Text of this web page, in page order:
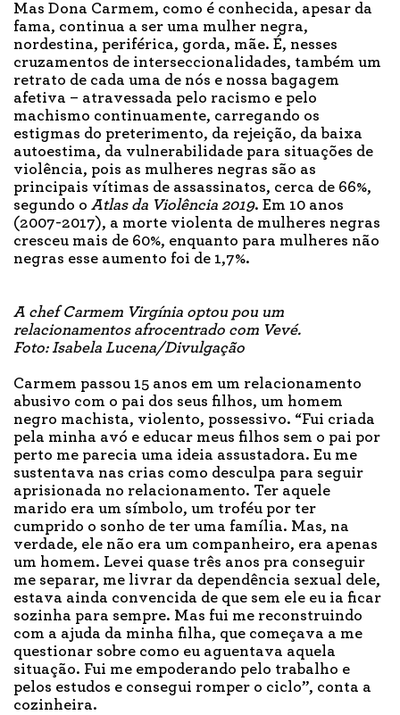
Mas Dona Carmem, como é conhecida, apesar da
fama, continua a ser uma mulher negra,
nordestina, periférica, gorda, mãe. É, nesses
cruzamentos de interseccionalidades, também um
retrato de cada uma de nós e nossa bagagem
afetiva – atravessada pelo racismo e pelo
machismo continuamente, carregando os
estigmas do preterimento, da rejeição, da baixa
autoestima, da vulnerabilidade para situações de
violência, pois as mulheres negras são as
principais vítimas de assassinatos, cerca de 66%,
segundo o Atlas da Violência 2019. Em 10 anos
(2007-2017), a morte violenta de mulheres negras
cresceu mais de 60%, enquanto para mulheres não
negras esse aumento foi de 1,7%.
A chef Carmem Virgínia optou pou um
relacionamentos afrocentrado com Vevé.
Foto: Isabela Lucena/Divulgação
Carmem passou 15 anos em um relacionamento
abusivo com o pai dos seus filhos, um homem
negro machista, violento, possessivo. “Fui criada
pela minha avó e educar meus filhos sem o pai por
perto me parecia uma ideia assustadora. Eu me
sustentava nas crias como desculpa para seguir
aprisionada no relacionamento. Ter aquele
marido era um símbolo, um troféu por ter
cumprido o sonho de ter uma família. Mas, na
verdade, ele não era um companheiro, era apenas
um homem. Levei quase três anos pra conseguir
me separar, me livrar da dependência sexual dele,
estava ainda convencida de que sem ele eu ia ficar
sozinha para sempre. Mas fui me reconstruindo
com a ajuda da minha filha, que começava a me
questionar sobre como eu aguentava aquela
situação. Fui me empoderando pelo trabalho e
pelos estudos e consegui romper o ciclo”, conta a
cozinheira.